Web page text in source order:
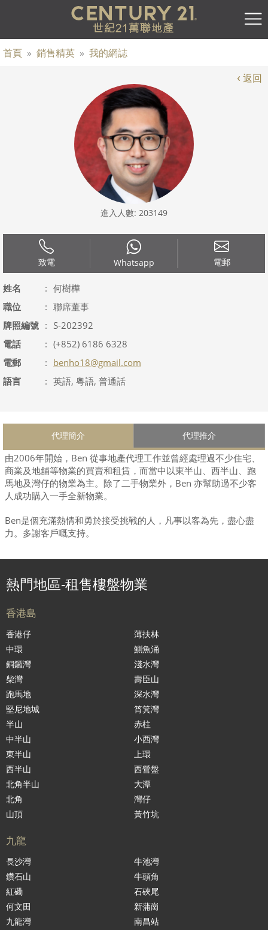
首頁 » 銷售精英 » 我的網誌
‹ 返回
進入人數: 203149
致電 Whatsapp 電郵
姓名 : 何樹樺
職位
: 聯席董事
牌照編號 : S-202392
電話
: (+852) 6186 6328
電郵
: benho18@gmail.com
語言
: 英語, 粵語, 普通話
代理簡介 代理推介
由2006年開始，Ben 從事地產代理工作並曾經處理過不少住宅、
商業及地舖等物業的買賣和租賃，而當中以東半山、西半山、跑
馬地及灣仔的物業為主。除了二手物業外，Ben 亦幫助過不少客
人成功購入一手全新物業。
Ben是個充滿熱情和勇於接受挑戰的人，凡事以客為先，盡心盡
力。多謝客戶嘅支持。
熱門地區-租售樓盤物業
香港島
香港仔
中環
銅鑼灣
柴灣
跑馬地
堅尼地城
半山
中半山
東半山
西半山
北角半山
北角
山頂
薄扶林
鰂魚涌
淺水灣
壽臣山
深水灣
筲箕灣
赤柱
小西灣
上環
西營盤
大潭
灣仔
黃竹坑
九龍
長沙灣
鑽石山
紅磡
何文田
九龍灣
牛池灣
牛頭角
石硤尾
新蒲崗
南昌站